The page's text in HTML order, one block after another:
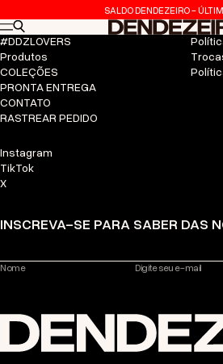
SALDO DENDEZEIRO -
Navegação no site
Pesquisar Dendezeiro
#DDZLOVERS
Produtos
COLEÇÕES
PRONTA ENTREGA
CONTATO
RASTREAR PEDIDO
Instagram
TikTok
X
INSCREVA-SE PARA SABER DAS
Nome Digite seu e-mail